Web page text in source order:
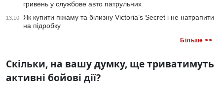
гривень у службове авто патрульних
13:10
Як купити піжаму та білизну Victoria’s Secret і не натрапити
на підробку
Більше >>
Скільки, на вашу думку, ще триватимуть
активні бойові дії?